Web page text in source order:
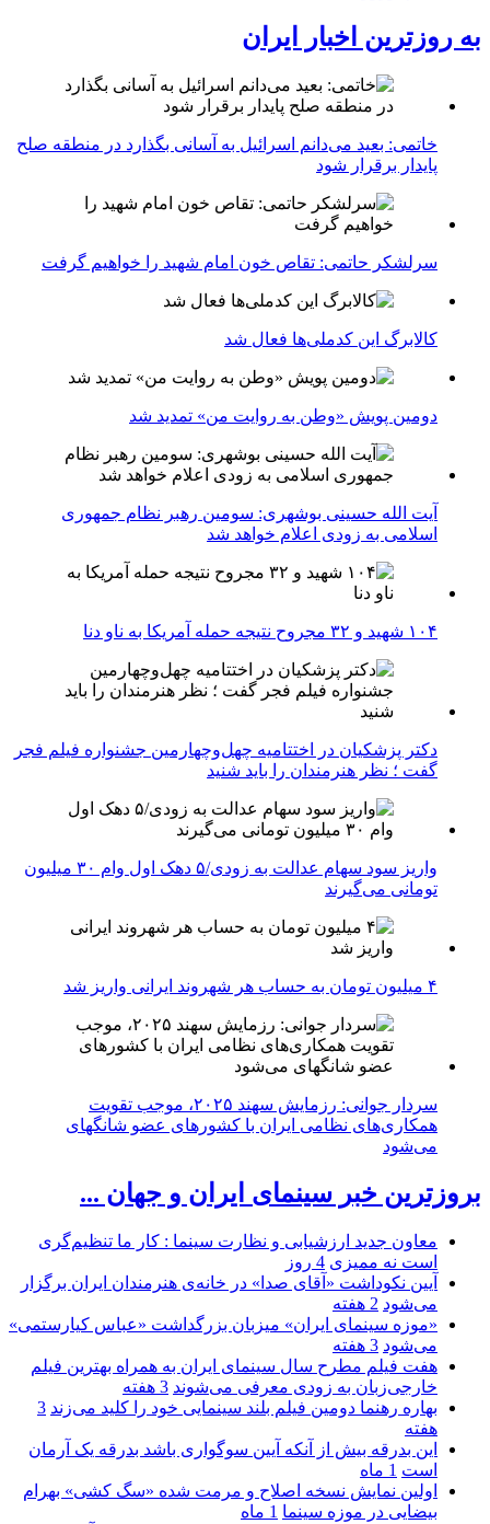
به روزترین اخبار ایران
خاتمی: بعید می‌دانم اسرائیل به آسانی بگذارد در منطقه صلح
پایدار برقرار شود
سرلشکر حاتمی: تقاص خون امام شهید را خواهیم گرفت
کالابرگ این کدملی‌ها فعال شد
دومین پویش «وطن به روایت من» تمدید شد
آیت الله حسینی بوشهری: سومین رهبر نظام جمهوری
اسلامی به زودی اعلام خواهد شد
۱۰۴ شهید و ۳۲ مجروح نتیجه حمله آمریکا به ناو دنا
دکتر پزشکیان در اختتامیه چهل‌وچهارمین جشنواره فیلم فجر
گفت ؛ نظر هنرمندان را باید شنید
واریز سود سهام عدالت به زودی/۵ دهک اول وام ۳۰ میلیون
تومانی می‌گیرند
۴ میلیون تومان به حساب هر شهروند ایرانی واریز شد
سردار جوانی: رزمایش سهند ۲۰۲۵، موجب تقویت
همکاری‌های نظامی ایران با کشور‌های عضو شانگهای
می‌شود
بروزترین خبر سینمای ایران و جهان ...
معاون جدید ارزشیابی و نظارت سینما : کار ما تنظیم‌گری
است نه ممیزی 4 روز
آیین نکوداشت «آقای صدا» در خانه‌ی هنرمندان ایران برگزار
می‌شود 2 هفته
«موزه سینمای ایران» میزبان بزرگداشت «عباس کیارستمی»
می‌شود 3 هفته
هفت فیلم مطرح سال سینمای ایران به همراه بهترین فیلم
خارجی‌زبان به زودی معرفی می‌شوند 3 هفته
بهاره رهنما دومین فیلم بلند سینمایی خود را کلید می‌زند 3
هفته
این بدرقه بیش از آنکه آیین سوگواری باشد بدرقه یک آرمان
است 1 ماه
اولین نمایش نسخه اصلاح و مرمت شده «سگ کشی» بهرام
بیضایی در موزه سینما 1 ماه